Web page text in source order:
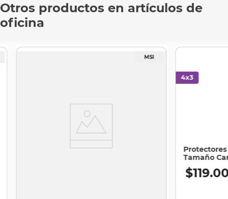
Otros productos en artículos de
oficina
Tamaño
$119.